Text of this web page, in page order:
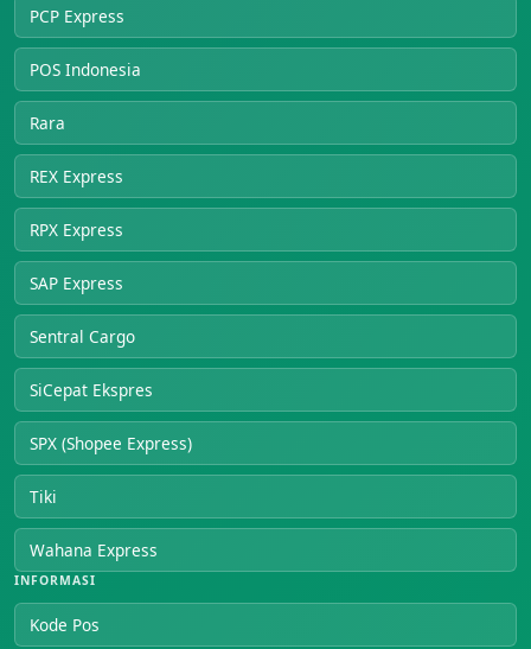
PCP Express
POS Indonesia
Rara
REX Express
RPX Express
SAP Express
Sentral Cargo
SiCepat Ekspres
SPX (Shopee Express)
Tiki
Wahana Express
INFORMASI
Kode Pos